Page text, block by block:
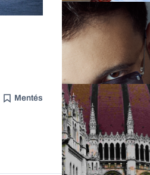
Mentés
Content Lab HUB
Forbes-sztori